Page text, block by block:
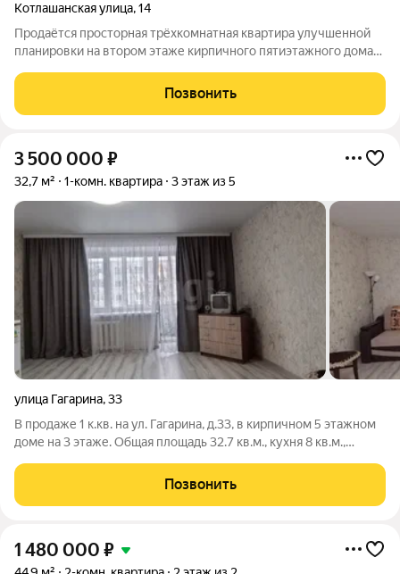
Котлашанская улица,14
Продаётся просторная трёхкомнатная квартира улучшенной
планировки на втором этаже кирпичного пятиэтажного дома
изолированные комнаты, раздельный санузел, кухня 8 кв. м. В
Позвонить
3 500 000 ₽
32,7 м² 1-комн. квартира 3 этаж из 5
улица Гагарина,33
В продаже 1 к.кв. на ул. Гагарина, д.33, в кирпичном 5 этажном
доме на 3 этаже. Общая площадь 32.7 кв.м., кухня 8 кв.м.,
светлых тонах, окна и просторная лоджия застеклены ПВХ. На
полу
Позвонить
1 480 000 ₽